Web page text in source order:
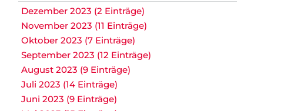
Dezember 2023 (2 Einträge)
November 2023 (11 Einträge)
Oktober 2023 (7 Einträge)
September 2023 (12 Einträge)
August 2023 (9 Einträge)
Juli 2023 (14 Einträge)
Juni 2023 (9 Einträge)